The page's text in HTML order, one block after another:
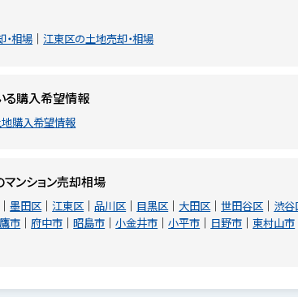
相場 江東区の土地売却・相場
る購入希望情報
購入希望情報
ンション売却相場
墨田区 江東区 品川区 目黒区 大田区 世田谷区 渋谷
市 府中市 昭島市 小金井市 小平市 日野市 東村山市